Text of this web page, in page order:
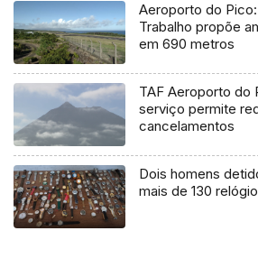
Aeroporto do
Trabalho propõe
em 690 metros
TAF Aeroporto do
serviço permite
cancelamentos
Dois homens
mais de 130